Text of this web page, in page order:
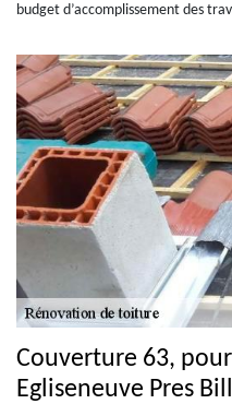
budget d’accomplissement des
Couverture 63,
Egliseneuve Pres